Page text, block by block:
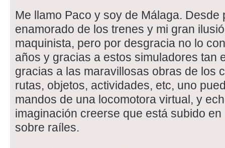
Me llamo Paco y soy de Málaga. Desde
enamorado de los trenes y mi gran
maquinista, pero por desgracia no lo
años y gracias a estos simuladores tan
gracias a las maravillosas obras de los
rutas, objetos, actividades, etc, uno
mandos de una locomotora virtual, y
imaginación creerse que está subido
sobre raíles.